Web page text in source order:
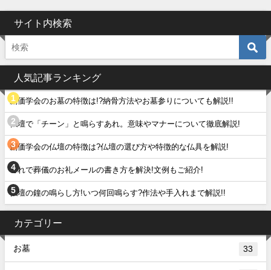
サイト内検索
人気記事ランキング
創価学会のお墓の特徴は!?納骨方法やお墓参りについても解説!!
仏壇で「チーン」と鳴らすあれ。意味やマナーについて徹底解説!
創価学会の仏壇の特徴は?仏壇の選び方や特徴的な仏具を解説!
これで葬儀のお礼メールの書き方を解決!文例もご紹介!
仏壇の鐘の鳴らし方!いつ何回鳴らす?作法や手入れまで解説!!
カテゴリー
お墓 33